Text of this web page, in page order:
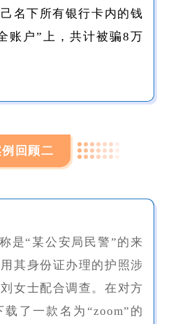
名下所有银行卡内的钱
账户”上，共计被骗8万
回顾二
是“某公安局民警”的来
其身份证办理的护照涉
女士配合调查。在对方
了一款名为“zoom”的